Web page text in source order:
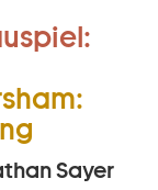
Sayer